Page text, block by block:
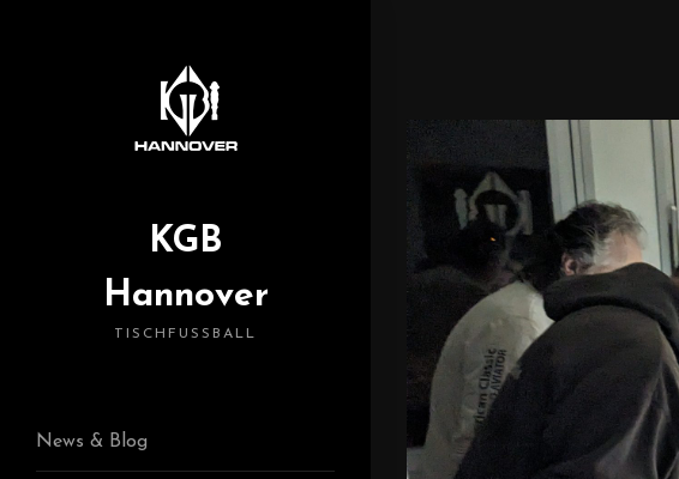
KGB
Hannover
TISCHFUSSBALL
News & Blog